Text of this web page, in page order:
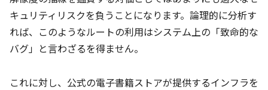
キュリティリスクを負うことになります。論理的に分析す
れば、このようなルートの利用はシステム上の「致命的な
バグ」と言わざるを得ません。
これに対し、公式の電子書籍ストアが提供するインフラを